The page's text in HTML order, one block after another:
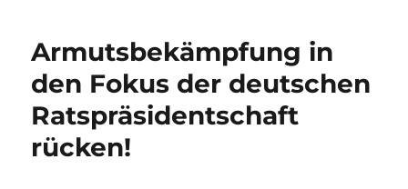
Armutsbekämpfung in
den Fokus der deutschen
Ratspräsidentschaft
rücken!